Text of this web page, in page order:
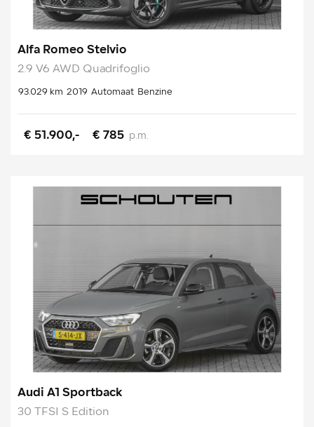
Alfa Romeo Stelvio
2.9 V6 AWD Quadrifoglio
93.029 km 2019 Automaat Benzine
€ 51.900,- € 785 p.m.
Audi A1 Sportback
30 TFSI S Edition